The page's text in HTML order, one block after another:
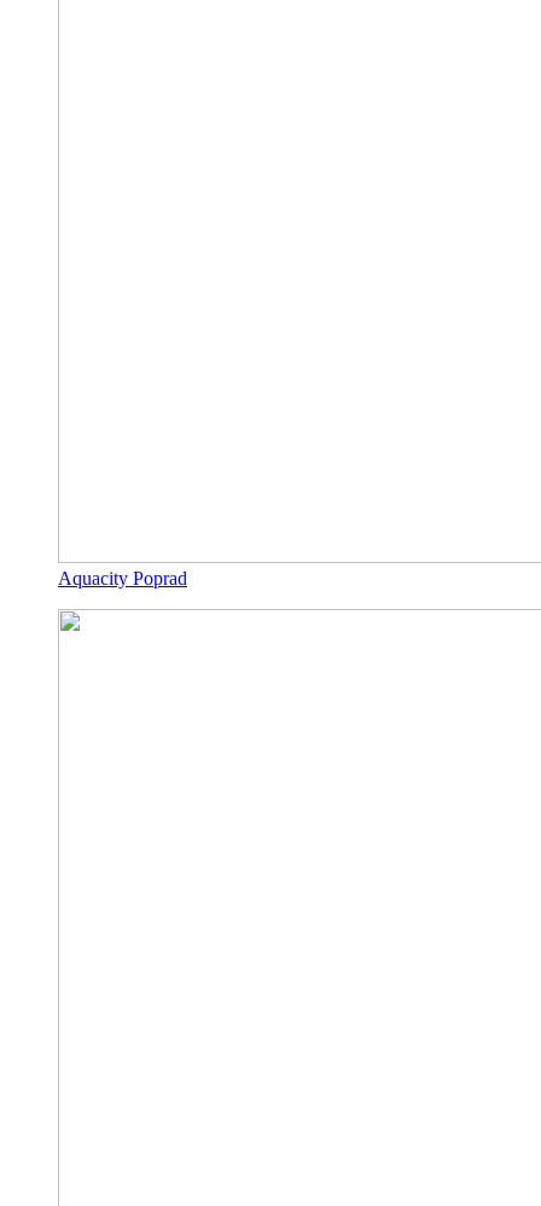
Aquacity Poprad